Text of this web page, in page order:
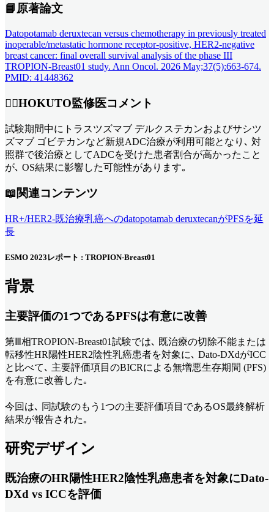
📘原著論文
Datopotamab deruxtecan versus chemotherapy in previously treated
inoperable/metastatic hormone receptor-positive, HER2-negative
breast cancer: final overall survival analysis of the phase III
TROPION-Breast01 study. Ann Oncol. 2026 May;37(5):663-674.
PMID: 41448362
👨‍⚕️HOKUTO監修医コメント
試験期間中にトラスツズマブ デルクステカンおよびサシツ
ズマブ ゴビテカンなど新規ADC治療が利用可能となり､ 対
照群で後治療としてADCを受けた患者割合が高かったこと
が､ OS結果に影響した可能性があります｡
📖関連コンテンツ
HR+/HER2-既治療乳癌へのdatopotamab deruxtecanがPFSを延
長
ESMO 2023レポート : TROPION-Breast01
背景
主要評価の1つであるPFSは有意に改善
第Ⅲ相TROPION-Breast01試験では､ 既治療の切除不能または
転移性HR陽性HER2陰性乳癌患者を対象に､ Dato-DXdがICC
と比べて､ 主要評価項目のBICRによる無増悪生存期間 (PFS)
を有意に改善した｡
今回は､ 同試験のもう1つの主要評価項目であるOS最終解析
結果が報告された｡
研究デザイン
既治療のHR陽性HER2陰性乳癌患者を対象にDato-
DXd vs ICCを評価